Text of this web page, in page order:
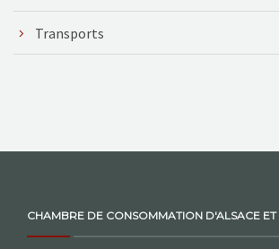
Transports
CHAMBRE DE CONSOMMATION D'ALSACE